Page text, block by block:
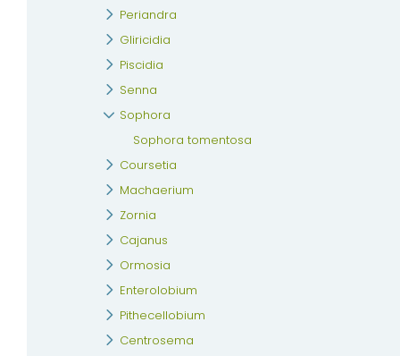
Periandra
Gliricidia
Piscidia
Senna
Sophora
Sophora tomentosa
Coursetia
Machaerium
Zornia
Cajanus
Ormosia
Enterolobium
Pithecellobium
Centrosema